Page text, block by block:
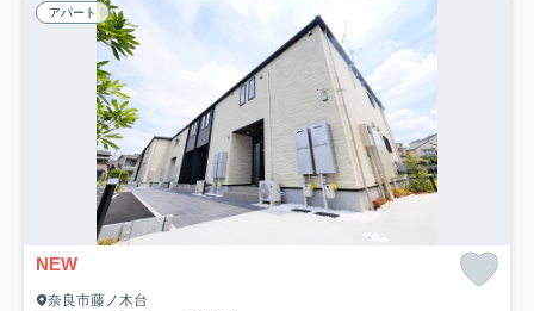
アパート
NEW
奈良市藤ノ木台